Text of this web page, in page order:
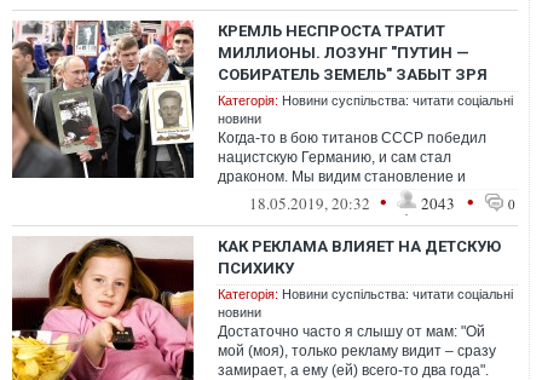
КРЕМЛЬ НЕСПРОСТА ТРАТИТ
МИЛЛИОНЫ. ЛОЗУНГ "ПУТИН —
СОБИРАТЕЛЬ ЗЕМЕЛЬ" ЗАБЫТ ЗРЯ
Категорія: Новини суспільства: читати соціальні
новини
Когда-то в бою титанов СССР победил
нацистскую Германию, и сам стал
драконом. Мы видим становление и
расцвет российского нацизма-рашизма,
18.05.2019, 20:32 • 2043 • 0
КАК РЕКЛАМА ВЛИЯЕТ НА ДЕТСКУЮ
ПСИХИКУ
Категорія: Новини суспільства: читати соціальні
новини
Достаточно часто я слышу от мам: "Ой
мой (моя), только рекламу видит – сразу
замирает, а ему (ей) всего-то два года".